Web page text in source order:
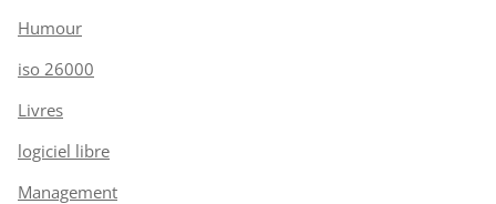
Humour
iso 26000
Livres
logiciel libre
Management